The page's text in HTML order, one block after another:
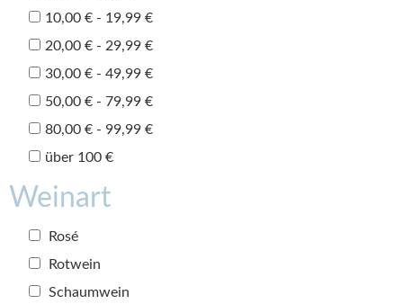
10,00 € - 19,99 €
20,00 € - 29,99 €
30,00 € - 49,99 €
50,00 € - 79,99 €
80,00 € - 99,99 €
über 100 €
Weinart
Rosé
Rotwein
Schaumwein